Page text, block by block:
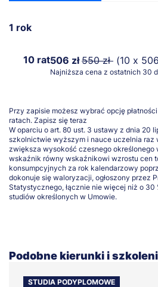
1 rok
10 rat506 zł550 zł (10 x
Najniższa cena z ostatnich 30
Przy zapisie możesz wybrać opcję
ratach. Zapisz się teraz
W oparciu o art. 80 ust. 3 ustawy z dnia 20
szkolnictwie wyższym i nauce uczelnia raz
zwiększa wysokość czesnego określonego
wskaźnik równy wskaźnikowi wzrostu cen
konsumpcyjnych za rok kalendarzowy
dokonuje się waloryzacji, ogłoszony przez
Statystycznego, łącznie nie więcej niż o 30
studiów określonych w Umowie.
Podobne kierunki i
STUDIA PODYPLOMOWE